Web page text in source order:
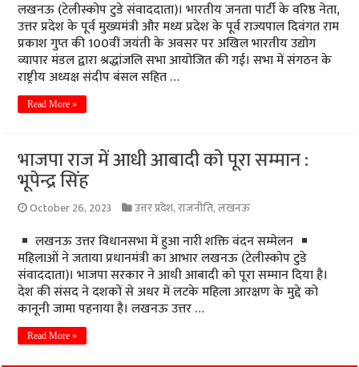
लखनऊ (टेलीस्कोप टुडे संवाददाता)। भारतीय जनता पार्टी के वरिष्ठ नेता,
उत्तर प्रदेश के पूर्व मुख्यमंत्री और मध्य प्रदेश के पूर्व राज्यपाल दिवंगत राम
प्रकाश गुप्त की 100वीं जयंती के अवसर पर अखिल भारतीय उद्योग
व्यापार मंडल द्वारा श्रद्धांजलि सभा आयोजित की गई। सभा में संगठन के
राष्ट्रीय अध्यक्ष संदीप बंसल सहित …
Read More »
भाजपा राज में आधी आबादी को पूरा सम्मान :
भूपेन्द्र सिंह
October 26, 2023 उत्तर प्रदेश,राजनीति,लखनऊ
लखनऊ उत्तर विधानसभा में हुआ नारी शक्ति वंदन सम्मेलन
महिलाओं ने जताया प्रधानमंत्री का आभार लखनऊ (टेलीस्कोप टुडे
संवाददाता)। भाजपा सरकार ने आधी आबादी को पूरा सम्मान दिया है।
देश की संसद ने दशकों से अधर में लटके महिला आरक्षण के मुद्दे को
कानूनी जामा पहनाया है। लखनऊ उत्तर …
Read More »